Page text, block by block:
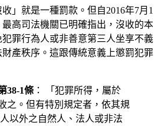
」就是一種罰款。但自2016年7月1
高司法機關已明確指出，沒收的本
犯罪行為人或非善意第三人坐享不義
產秩序。這跟傳統意義上懲罰犯罪
38-1條 ： 「犯罪所得，屬於
之。但有特別規定者，依其規
以外之自然人、法人或非法